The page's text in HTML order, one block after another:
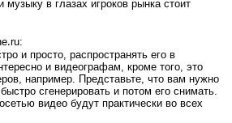
в глазах игроков рынка стоит
и просто, распространять его в
и видеографам, кроме того, это
например. Представьте, что вам нужно
сгенерировать и потом его снимать.
видео будут практически во всех